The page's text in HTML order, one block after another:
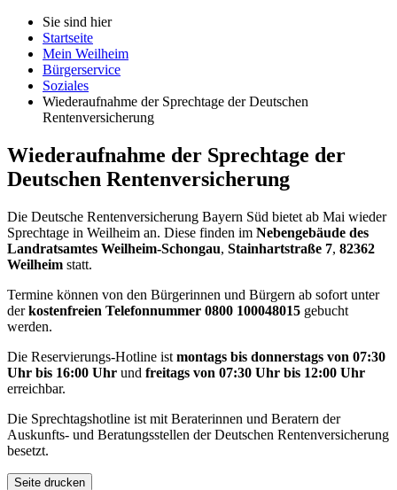
Sie sind hier
Startseite
Mein Weilheim
Bürgerservice
Soziales
Wiederaufnahme der Sprechtage der Deutschen
Rentenversicherung
Wiederaufnahme der Sprechtage der
Deutschen Rentenversicherung
Die Deutsche Rentenversicherung Bayern Süd bietet ab Mai wieder
Sprechtage in Weilheim an. Diese finden im Nebengebäude des
Landratsamtes Weilheim-Schongau, Stainhartstraße 7, 82362
Weilheim statt.
Termine können von den Bürgerinnen und Bürgern ab sofort unter
derkostenfreien Telefonnummer 0800 100048015 gebucht
werden.
Die Reservierungs-Hotline ist montags bis donnerstags von 07:30
Uhr bis 16:00 Uhr und freitags von 07:30 Uhr bis 12:00 Uhr
erreichbar.
Die Sprechtagshotline ist mit Beraterinnen und Beratern der
Auskunfts- und Beratungsstellen der Deutschen Rentenversicherung
besetzt.
Seite drucken